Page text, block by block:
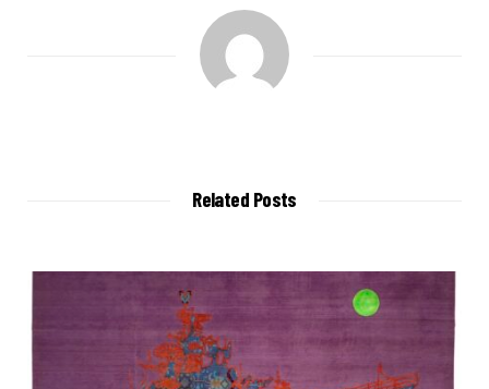
Related Posts